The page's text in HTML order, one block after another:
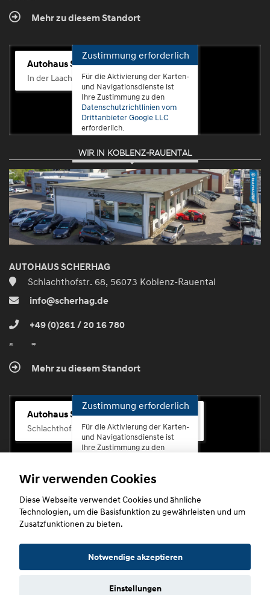
Mehr zu diesem Standort
Autohaus Scherhag
In der Laach 76, 56072 Koblenz-Güls
Zustimmung erforderlich
Für die Aktivierung der Karten-
und Navigationsdienste ist
Ihre Zustimmung zu den
Datenschutzrichtlinien vom
Drittanbieter Google LLC
erforderlich.
Zustimmen
und
aktivieren
WIR IN KOBLENZ-RAUENTAL
AUTOHAUS SCHERHAG
Schlachthofstr. 68, 56073 Koblenz-Rauental
info@scherhag.de
+49 (0)261 / 20 16 780
Mehr zu diesem Standort
Autohaus Scherhag
Schlachthofstr. 68, 56073 Koblenz-Rauental
Zustimmung erforderlich
Für die Aktivierung der Karten-
und Navigationsdienste ist
Ihre Zustimmung zu den
erforderlich.
Zustimmen
Copyright © 2026. Autohaus Scherhag
Wir verwenden Cookies
Diese Webseite verwendet Cookies und ähnliche
Technologien, um die Basisfunktion zu gewährleisten und um
Zusatzfunktionen zu bieten.
Notwendige akzeptieren
Einstellungen